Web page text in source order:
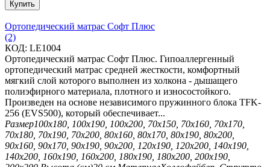
Купить
Ортопедический матрас Софт Плюс
(2)
КОД: LE1004
Ортопедический матрас Софт Плюс. Гипоаллергенный
ортопедический матрас средней жесткости, комфортный
мягкий слой которого выполнен из холкона - дышащего
полиэфирного материала, плотного и износостойкого.
Произведен на основе независимого пружинного блока TFK-
256 (EVS500), который обеспечивает...
Размер100х180, 100х190, 100х200, 70х150, 70х160, 70х170,
70х180, 70х190, 70х200, 80х160, 80х170, 80х190, 80х200,
90х160, 90х170, 90х190, 90х200, 120х190, 120х200, 140х190,
140х200, 160х190, 160х200, 180х190, 180х200, 200х190,